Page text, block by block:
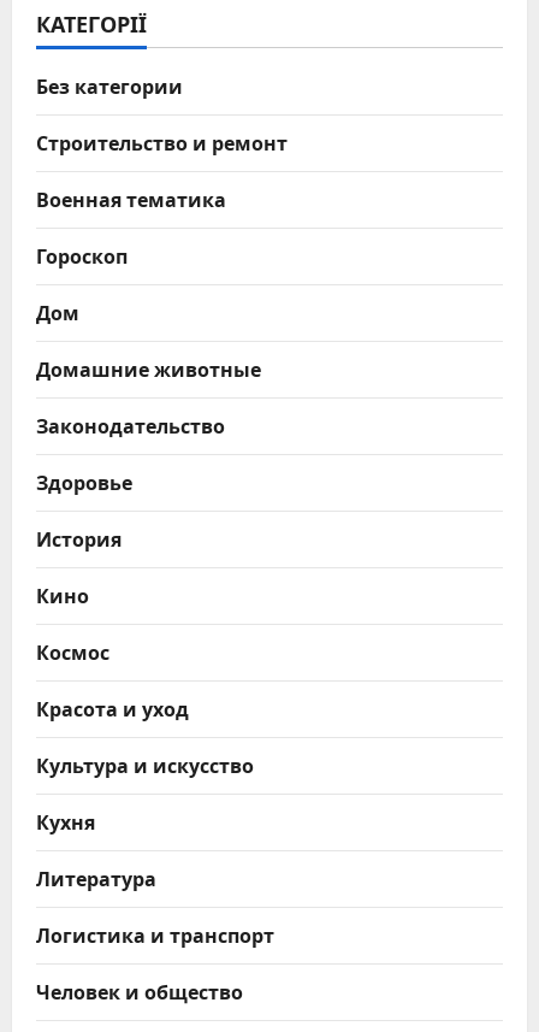
КАТЕГОРІЇ
Без категории
Строительство и ремонт
Военная тематика
Гороскоп
Дом
Домашние животные
Законодательство
Здоровье
История
Кино
Космос
Красота и уход
Культура и искусство
Кухня
Литература
Логистика и транспорт
Человек и общество